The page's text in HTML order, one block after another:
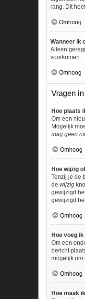
rang. Dit
Omhoog
Wanneer ik
Alleen
voorkomen.
Omhoog
Vragen
Hoe plaats
Om een
Mogelijk
mag geen
Omhoog
Hoe wijzig
Tenzij je de
de wijzig
gewijzigd
gewijzigd
Omhoog
Hoe voeg
Om een
bericht
mogelijk om
Omhoog
Hoe maak